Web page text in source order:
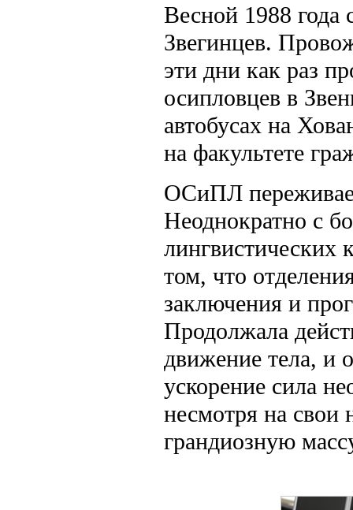
Весной 1988 года
Звегинцев.
эти дни как раз
осипловцев в
автобусах на
на факультете
ОСиПЛ
Неоднократно с
том, что
заключения и
Продолжала
движение тела, и
ускорение сила
несмотря на свои
грандиозную